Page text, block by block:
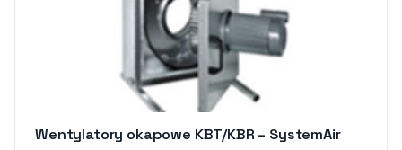
Wentylatory okapowe KBT/KBR – SystemAir